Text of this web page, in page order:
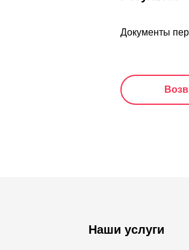
Документы
Наши услуги